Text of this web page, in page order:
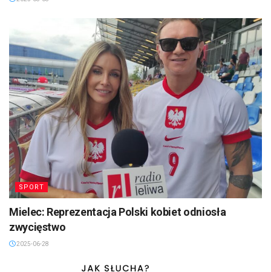
SPORT
Mielec: Reprezentacja Polski kobiet odniosła
zwycięstwo
2025-06-28